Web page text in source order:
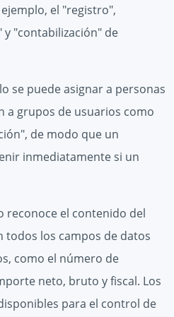
el "registro",
"contabilización" de
se puede asignar a personas
a grupos de usuarios como
de modo que un
inmediatamente si un
reconoce el contenido del
los campos de datos
como el número de
neto, bruto y fiscal. Los
para el control de